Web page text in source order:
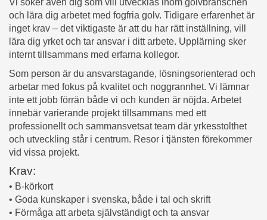
Vi söker även dig som vill utvecklas inom golvbranschen
och lära dig arbetet med fogfria golv. Tidigare erfarenhet är
inget krav – det viktigaste är att du har rätt inställning, vill
lära dig yrket och tar ansvar i ditt arbete. Upplärning sker
internt tillsammans med erfarna kollegor.
Som person är du ansvarstagande, lösningsorienterad och
arbetar med fokus på kvalitet och noggrannhet. Vi lämnar
inte ett jobb förrän både vi och kunden är nöjda. Arbetet
innebär varierande projekt tillsammans med ett
professionellt och sammansvetsat team där yrkesstolthet
och utveckling står i centrum. Resor i tjänsten förekommer
vid vissa projekt.
Krav:
• B-körkort
• Goda kunskaper i svenska, både i tal och skrift
• Förmåga att arbeta självständigt och ta ansvar